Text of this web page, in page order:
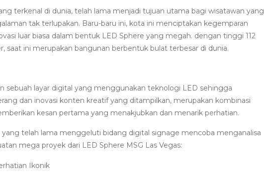
terkenal di dunia, telah lama menjadi tujuan utama bagi wisatawan yang
tak terlupakan. Baru-baru ini, kota ini menciptakan kegemparan
luar biasa dalam bentuk LED Sphere yang megah. dengan tinggi 112
saat ini merupakan bangunan berbentuk bulat terbesar di dunia.
sebuah layar digital yang menggunakan teknologi LED sehingga
dan inovasi konten kreatif yang ditampilkan, merupakan kombinasi
kesan pertama yang menakjubkan dan menarik perhatian.
yang telah lama menggeluti bidang digital signage mencoba menganalisa
mega proyek dari LED Sphere MSG Las Vegas:
Ikonik